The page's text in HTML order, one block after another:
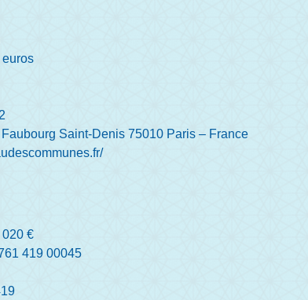
Saint-Denis 75010 Paris – France
€
419 00045